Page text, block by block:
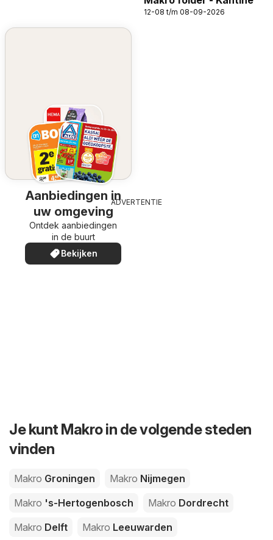
12-08 t/m 08-09-2026
Aanbiedingen in
uw omgeving
Ontdek aanbiedingen
in de buurt
Bekijken
ADVERTENTIE
Je kunt Makro in de volgende steden
vinden
Makro Groningen Makro Nijmegen
Makro 's-Hertogenbosch Makro Dordrecht
Makro Delft Makro Leeuwarden